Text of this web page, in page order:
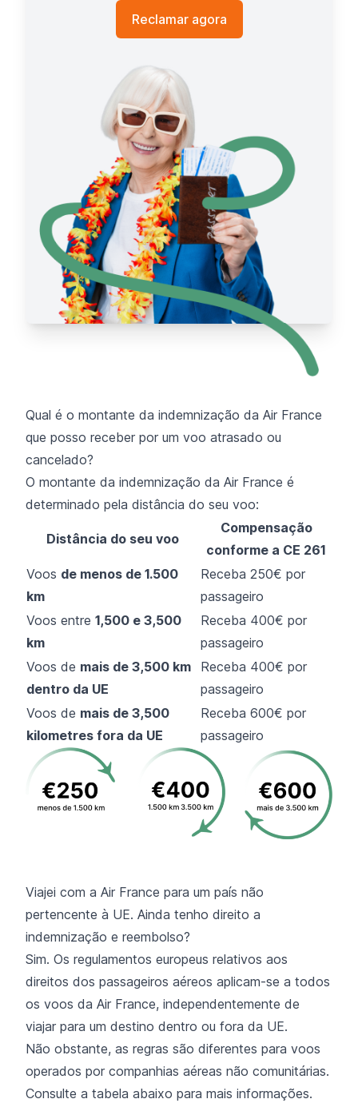
Reclamar agora
Qual é o montante da indemnização da Air France
que posso receber por um voo atrasado ou
cancelado?
O montante da indemnização da Air France é
determinado pela distância do seu voo:
Distância do seu voo
Compensação
conforme a CE 261
Voos de menos de 1.500
km
Receba 250€ por
passageiro
Voos entre 1,500 e 3,500
km
Receba 400€ por
passageiro
Voos de mais de 3,500 km
dentro da UE
Receba 400€ por
passageiro
Voos de mais de 3,500
kilometres fora da UE
Receba 600€ por
passageiro
Viajei com a Air France para um país não
pertencente à UE. Ainda tenho direito a
indemnização e reembolso?
Sim. Os regulamentos europeus relativos aos
direitos dos passageiros aéreos aplicam-se a todos
os voos da Air France, independentemente de
viajar para um destino dentro ou fora da UE.
Não obstante, as regras são diferentes para voos
operados por companhias aéreas não comunitárias.
Consulte a tabela abaixo para mais informações.